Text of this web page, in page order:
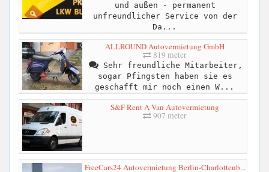
und außen - permanent
unfreundlicher Service von der
Da...
ALLROUND Autovermietung GmbH
819 meter
Sehr freundliche Mitarbeiter,
sogar Pfingsten haben sie es
geschafft mir noch einen W...
S&F Rent A Van Autovermietung
907 meter
FreeCars24 Autovermietung Berlin-Charlottenb...